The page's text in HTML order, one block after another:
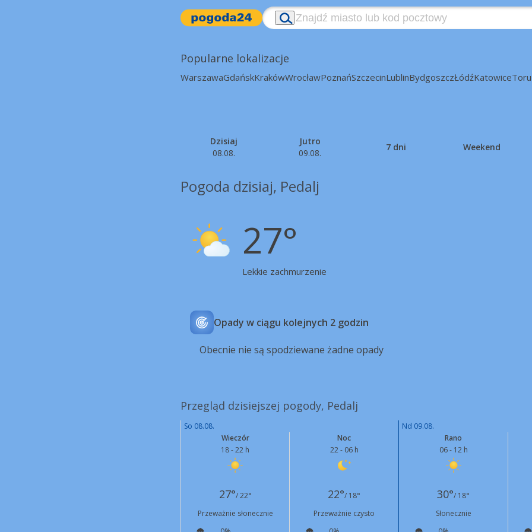
Popularne lokalizacje
WarszawaGdańskKrakówWrocławPoznańSzczecinLublinBydgoszczŁódźKatowice
Dzisiaj
08.08.
Jutro
09.08.
7 dni Weekend
Pogoda dzisiaj, Pedalj
27°
Lekkie zachmurzenie
Opady w ciągu kolejnych 2 godzin
Obecnie nie są spodziewane żadne opady
Przegląd dzisiejszej pogody, Pedalj
So 08.08.
Nd 09.08.
Wieczór
18 - 22 h
Noc
22 - 06 h
Rano
06 - 12 h
27°/ 22° 22°/ 18° 30°/ 18°
Przeważnie słonecznie
Przeważnie czysto Słonecznie